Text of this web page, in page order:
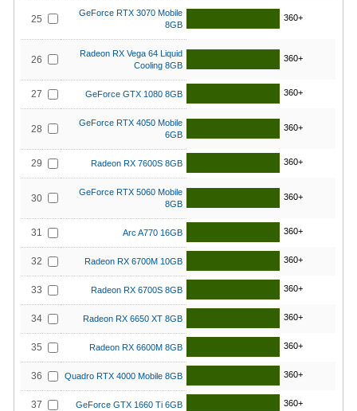
25
GeForce RTX 3070 Mobile
8GB
360+
26
Radeon RX Vega 64 Liquid
Cooling 8GB
360+
27 GeForce GTX 1080 8GB 360+
28
GeForce RTX 4050 Mobile
6GB
360+
29 Radeon RX 7600S 8GB 360+
30
GeForce RTX 5060 Mobile
8GB
360+
31 Arc A770 16GB 360+
32 Radeon RX 6700M 10GB 360+
33 Radeon RX 6700S 8GB 360+
34 Radeon RX 6650 XT 8GB 360+
35 Radeon RX 6600M 8GB 360+
36 Quadro RTX 4000 Mobile 8GB 360+
37 GeForce GTX 1660 Ti 6GB 360+